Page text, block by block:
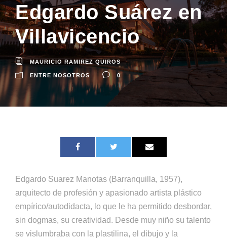
Edgardo Suárez en
Villavicencio
MAURICIO RAMIREZ QUIROS
ENTRE NOSOTROS 0
Edgardo Suarez Manotas (Barranquilla, 1957),
arquitecto de profesión y apasionado artista plástico
empírico/autodidacta, lo que le ha permitido desbordar,
sin dogmas, su creatividad. Desde muy niño su talento
se vislumbraba con la plastilina, el dibujo y la